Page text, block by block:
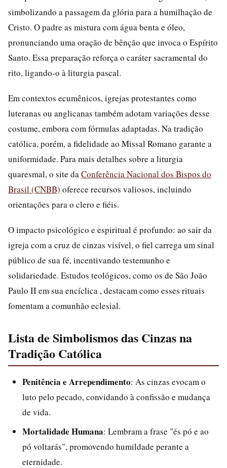
simbolizando a passagem da glória para a humilhação de
Cristo. O padre as mistura com água benta e óleo,
pronunciando uma oração de bênção que invoca o Espírito
Santo. Essa preparação reforça o caráter sacramental do
rito, ligando-o à liturgia pascal.
Em contextos ecumênicos, igrejas protestantes como
luteranas ou anglicanas também adotam variações desse
costume, embora com fórmulas adaptadas. Na tradição
católica, porém, a fidelidade ao Missal Romano garante a
uniformidade. Para mais detalhes sobre a liturgia
quaresmal, o site daConferência Nacional dos Bispos do
Brasil (CNBB) oferece recursos valiosos, incluindo
orientações para o clero e fiéis.
O impacto psicológico e espiritual é profundo: ao sair da
igreja com a cruz de cinzas visível, o fiel carrega um sinal
público de sua fé, incentivando testemunho e
solidariedade. Estudos teológicos, como os de São João
Paulo II em sua encíclica , destacam como esses rituais
fomentam a comunhão eclesial.
Lista de Simbolismos das Cinzas na
Tradição Católica
Penitência e Arrependimento: As cinzas evocam o
luto pelo pecado, convidando à confissão e mudança
de vida.
Mortalidade Humana: Lembram a frase "és pó e ao
pó voltarás", promovendo humildade perante a
eternidade.